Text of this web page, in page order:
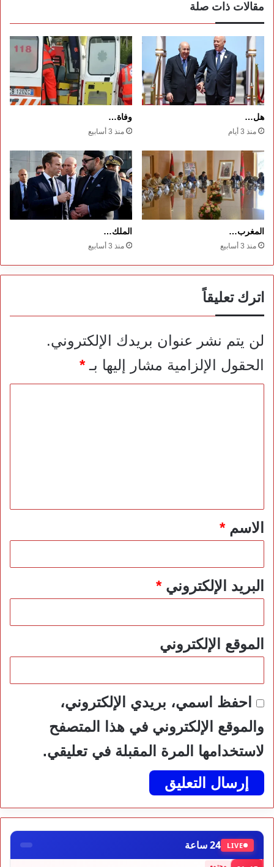
مقالات ذات صلة
هل…
منذ 3 أيام
وفاة…
منذ 3 أسابيع
المغرب…
منذ 3 أسابيع
الملك…
منذ 3 أسابيع
اترك تعليقاً
لن يتم نشر عنوان بريدك الإلكتروني.
الحقول الإلزامية مشار إليها بـ*
*الاسم*
البريد الإلكتروني*
الموقع الإلكتروني
احفظ اسمي، بريدي الإلكتروني،
والموقع الإلكتروني في هذا المتصفح
لاستخدامها المرة المقبلة في تعليقي.
LIVE 24 ساعة